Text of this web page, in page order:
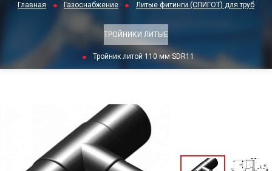
Главная Газоснабжение Литые фитинги (СПИГОТ) для труб
ТРОЙНИКИ ЛИТЫЕ
Тройник литой 110 мм SDR11